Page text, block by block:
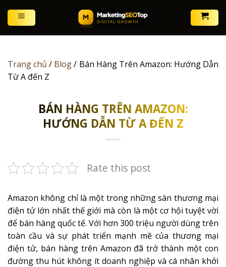
Trang chủ / Blog/ Bán Hàng Trên Amazon: Hướng Dẫn
Từ A đến Z
BÁN HÀNG TRÊN AMAZON:
HƯỚNG DẪN TỪ A ĐẾN Z
Rate this post
Amazon không chỉ là một trong những sàn thương mại
điện tử lớn nhất thế giới mà còn là một cơ hội tuyệt vời
để bán hàng quốc tế. Với hơn 300 triệu người dùng trên
toàn cầu và sự phát triển mạnh mẽ của thương mại
điện tử, bán hàng trên Amazon đã trở thành một con
đường thu hút không ít doanh nghiệp và cá nhân khởi